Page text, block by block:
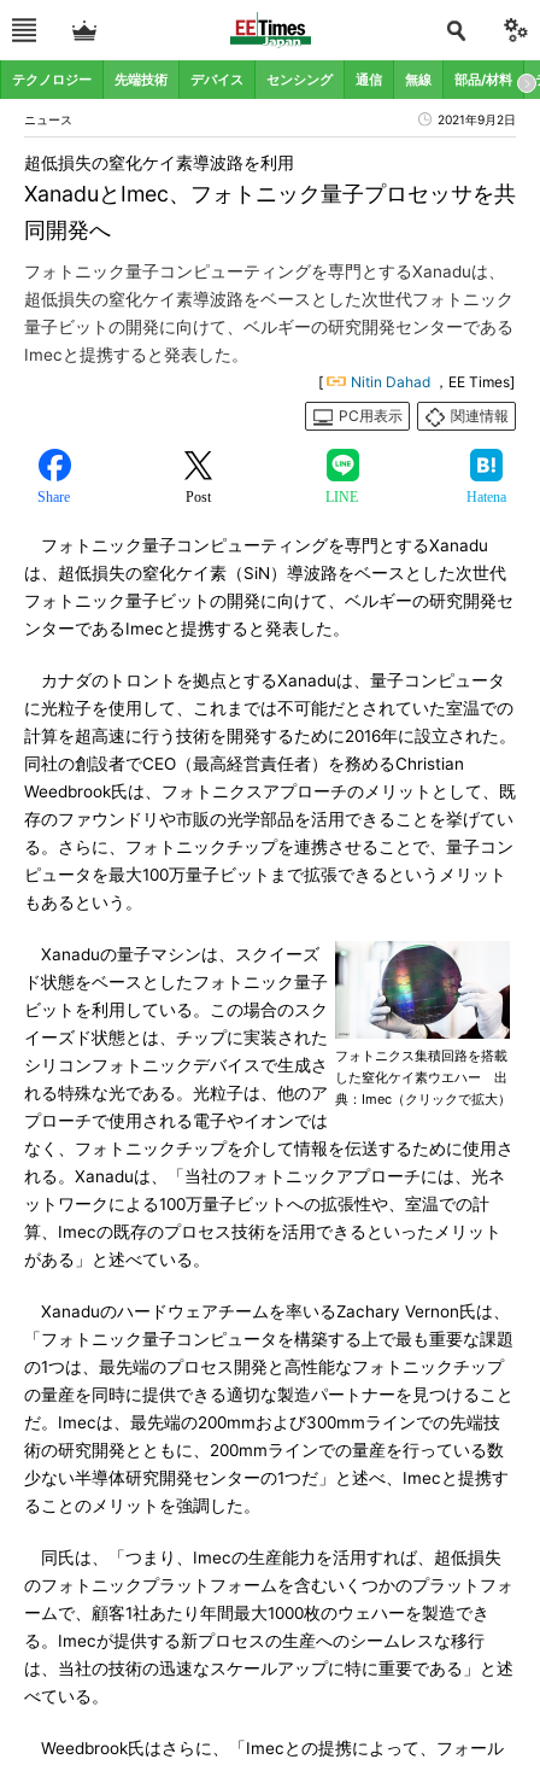
テクノロジー 先端技術 デバイス センシング 通信 無線 部品/材料
ニュース 2021年9月2日
XanaduとImec、フォトニック量子プロセッサを共
同開発へ
超低損失の窒化ケイ素導波路を利用
フォトニック量子コンピューティングを専門とするXanaduは、
超低損失の窒化ケイ素導波路をベースとした次世代フォトニック
量子ビットの開発に向けて、ベルギーの研究開発センターである
Imecと提携すると発表した。
[ Nitin Dahad ，EE Times]
PC用表示
関連情報
Share Post LINE Hatena
フォトニック量子コンピューティングを専門とするXanadu
は、超低損失の窒化ケイ素（SiN）導波路をベースとした次世代
フォトニック量子ビットの開発に向けて、ベルギーの研究開発セ
ンターであるImecと提携すると発表した。
カナダのトロントを拠点とするXanaduは、量子コンピュータ
に光粒子を使用して、これまでは不可能だとされていた室温での
計算を超高速に行う技術を開発するために2016年に設立された。
同社の創設者でCEO（最高経営責任者）を務めるChristian
Weedbrook氏は、フォトニクスアプローチのメリットとして、既
存のファウンドリや市販の光学部品を活用できることを挙げてい
る。さらに、フォトニックチップを連携させることで、量子コン
ピュータを最大100万量子ビットまで拡張できるというメリット
もあるという。
フォトニクス集積回路を搭載
した窒化ケイ素ウエハー 出
典：Imec（クリックで拡大）
Xanaduの量子マシンは、スクイーズ
ド状態をベースとしたフォトニック量子
ビットを利用している。この場合のスク
イーズド状態とは、チップに実装された
シリコンフォトニックデバイスで生成さ
れる特殊な光である。光粒子は、他のア
プローチで使用される電子やイオンでは
なく、フォトニックチップを介して情報を伝送するために使用さ
れる。Xanaduは、「当社のフォトニックアプローチには、光ネ
ットワークによる100万量子ビットへの拡張性や、室温での計
算、Imecの既存のプロセス技術を活用できるといったメリット
がある」と述べている。
Xanaduのハードウェアチームを率いるZachary Vernon氏は、
「フォトニック量子コンピュータを構築する上で最も重要な課題
の1つは、最先端のプロセス開発と高性能なフォトニックチップ
の量産を同時に提供できる適切な製造パートナーを見つけること
だ。Imecは、最先端の200mmおよび300mmラインでの先端技
術の研究開発とともに、200mmラインでの量産を行っている数
少ない半導体研究開発センターの1つだ」と述べ、Imecと提携す
ることのメリットを強調した。
同氏は、「つまり、Imecの生産能力を活用すれば、超低損失
のフォトニックプラットフォームを含むいくつかのプラットフォ
ームで、顧客1社あたり年間最大1000枚のウェハーを製造でき
る。Imecが提供する新プロセスの生産へのシームレスな移行
は、当社の技術の迅速なスケールアップに特に重要である」と述
べている。
Weedbrook氏はさらに、「Imecとの提携によって、フォール